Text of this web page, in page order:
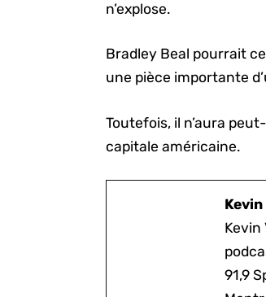
n’explose.
Bradley Beal pourrait
une pièce importante
Toutefois, il n’aura
capitale américaine.
Kevin
Kevin
91,9